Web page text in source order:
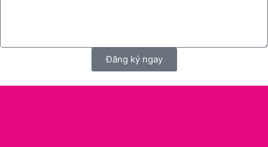
Đăng ký ngay